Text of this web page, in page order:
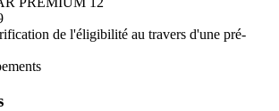
de l'éligibilité au travers d'une pré-